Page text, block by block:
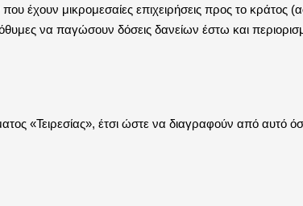
μικρομεσαίες επιχειρήσεις προς το κράτος
να παγώσουν δόσεις δανείων έστω και
«Τειρεσίας», έτσι ώστε να διαγραφούν από αυτό